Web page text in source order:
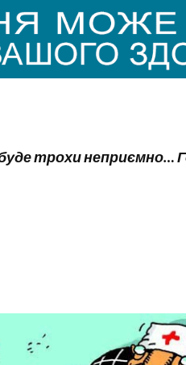
трохи неприємно…